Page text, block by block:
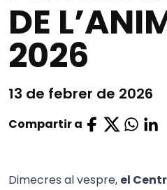
DE
2026
13 de febrer de 2026
Compartir a
Dimecres al vespre, el